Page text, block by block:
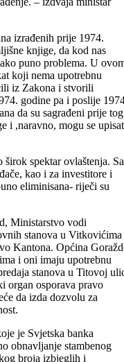
sa Regulacionim
– izdvaja ministar
izrađenih prije 1974.
knjige, da kod nas
puno problema. U
koji nema upotrebnu
iz Zakona i stvorili
godine pa i poslije
i ,naravno, mogu se
spektar ovlaštenja.
eliminisana- riječi su
Ministarstvo vodi
stanova u
Kantona. Općina
i oni imaju upotrebnu
stanova u Titovoj
da izda dozvolu za